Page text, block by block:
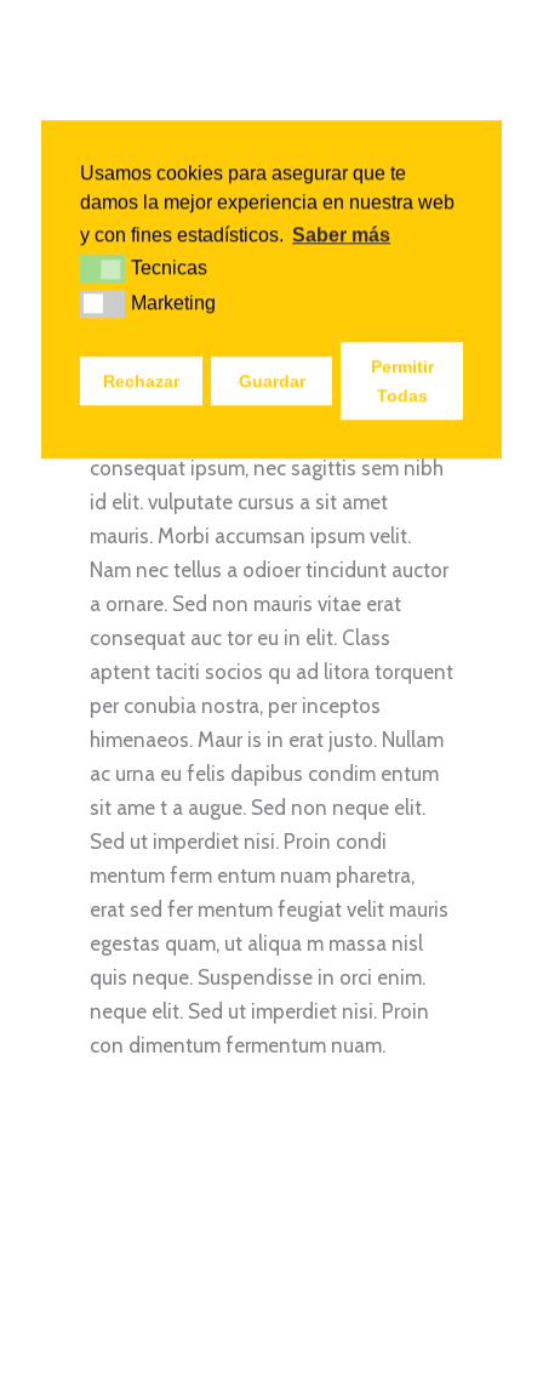
Municipalities
Lorem Ipsum proin gravida nibh vel velit
auctor aliqueenean sollicitudin, lorem
consequat ipsum, nec sagittis sem nibh
id elit. vulputate cursus a sit amet
mauris. Morbi accumsan ipsum velit.
Nam nec tellus a odioer tincidunt auctor
a ornare. Sed non mauris vitae erat
consequat auc tor eu in elit. Class
aptent taciti socios qu ad litora torquent
per conubia nostra, per inceptos
himenaeos. Maur is in erat justo. Nullam
ac urna eu felis dapibus condim entum
sit ame t a augue. Sed non neque elit.
Sed ut imperdiet nisi. Proin condi
mentum ferm entum nuam pharetra,
erat sed fer mentum feugiat velit mauris
egestas quam, ut aliqua m massa nisl
quis neque. Suspendisse in orci enim.
neque elit. Sed ut imperdiet nisi. Proin
con dimentum fermentum nuam.
Usamos cookies para asegurar que te
damos la mejor experiencia en nuestra web
y con fines estadísticos. Saber más
TecnicasTecnicas
MarketingMarketing
Rechazar Guardar
Permitir
Todas